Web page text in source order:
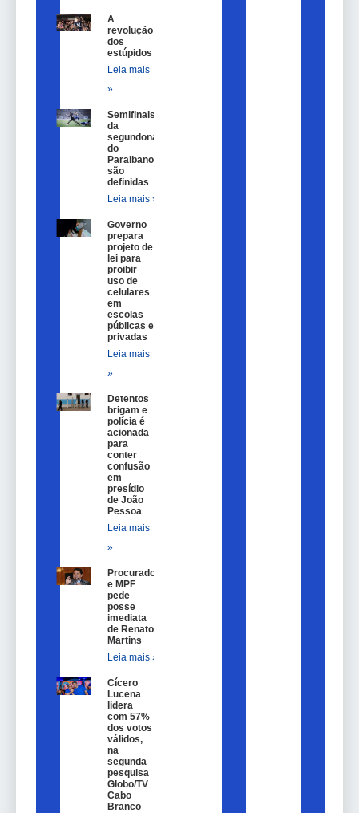
A
revolução
dos
estúpidos
Leia mais
»
Semifinais
da
segundona
do
Paraibano
são
definidas
Leia mais »
Governo
prepara
projeto de
lei para
proibir
uso de
celulares
em
escolas
públicas e
privadas
Leia mais
»
Detentos
brigam e
polícia é
acionada
para
conter
confusão
em
presídio
de João
Pessoa
Leia mais
»
Procurador
e MPF
pede
posse
imediata
de Renato
Martins
Leia mais »
Cícero
Lucena
lidera
com 57%
dos votos
válidos,
na
segunda
pesquisa
Globo/TV
Cabo
Branco